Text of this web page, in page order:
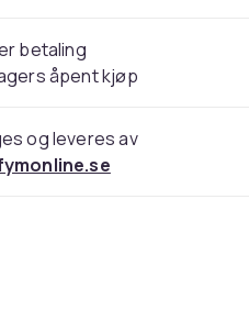
betaling
åpent kjøp
og leveres av